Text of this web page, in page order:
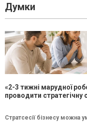
Думки
«2-3 тижні марудної
проводити стратегічну
Стратсесії бізнесу можна